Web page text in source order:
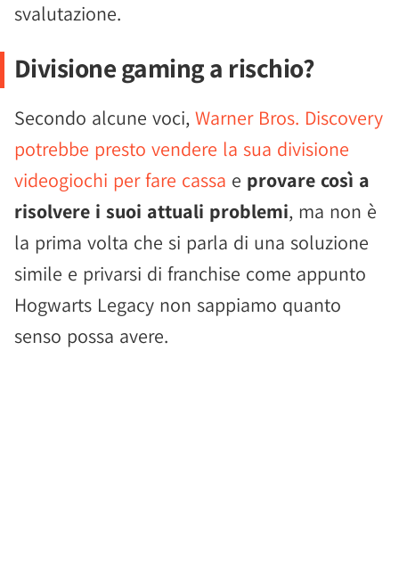
svalutazione.
Divisione gaming a rischio?
Secondo alcune voci, Warner Bros. Discovery
potrebbe presto vendere la sua divisione
videogiochi per fare cassa e provare così a
risolvere i suoi attuali problemi, ma non è
la prima volta che si parla di una soluzione
simile e privarsi di franchise come appunto
Hogwarts Legacy non sappiamo quanto
senso possa avere.